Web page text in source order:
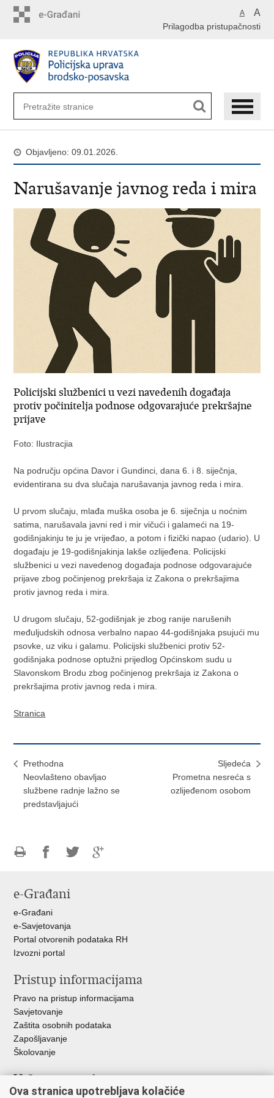
A A
Prilagodba pristupačnosti
Objavljeno: 09.01.2026.
Narušavanje javnog reda i mira
Policijski službenici u vezi navedenih događaja
protiv počinitelja podnose odgovarajuće prekršajne
prijave
Foto: Ilustracjia
Na području općina Davor i Gundinci, dana 6. i 8. siječnja,
evidentirana su dva slučaja narušavanja javnog reda i mira.
U prvom slučaju, mlađa muška osoba je 6. siječnja u noćnim
satima, narušavala javni red i mir vičući i galameći na 19-
godišnjakinju te ju je vrijeđao, a potom i fizički napao (udario). U
događaju je 19-godišnjakinja lakše ozlijeđena. Policijski
službenici u vezi navedenog događaja podnose odgovarajuće
prijave zbog počinjenog prekršaja iz Zakona o prekršajima
protiv javnog reda i mira.
U drugom slučaju, 52-godišnjak je zbog ranije narušenih
međuljudskih odnosa verbalno napao 44-godišnjaka psujući mu
psovke, uz viku i galamu. Policijski službenici protiv 52-
godišnjaka podnose optužni prijedlog Općinskom sudu u
Slavonskom Brodu zbog počinjenog prekršaja iz Zakona o
prekršajima protiv javnog reda i mira.
Stranica
Prethodna
Neovlašteno obavljao
službene radnje lažno se
predstavljajući
Sljedeća
Prometna nesreća s
ozlijeđenom osobom
FacebookuTwitteru
e-Građani
e-Građani
e-Savjetovanja
Portal otvorenih podataka RH
Izvozni portal
Pristup informacijama
Pravo na pristup informacijama
Savjetovanje
Zaštita osobnih podataka
Zapošljavanje
Školovanje
Važne poveznice
Ova stranica upotrebljava kolačiće